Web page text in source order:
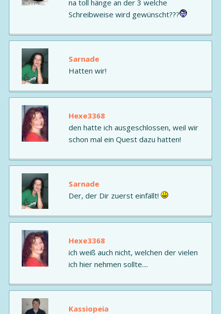
na toll hänge an der 3 welche
Schreibweise wird gewünscht???
Sarnade
Hatten wir!
Hexe3368
den hatte ich ausgeschlossen, weil wir
schon mal ein Quest dazu hatten!
Sarnade
Der, der Dir zuerst einfällt!
Hexe3368
ich weiß auch nicht, welchen der vielen
ich hier nehmen sollte....
Kassiopeia